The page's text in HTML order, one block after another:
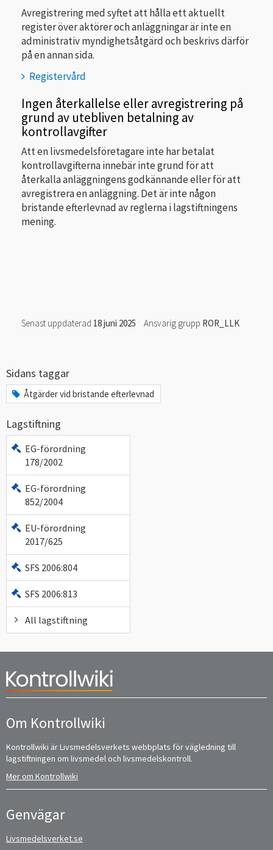
Avregistrering med syftet att hålla ett aktuellt
register över aktörer och anläggningar är inte en
administrativ myndighetsåtgärd och beskrivs därför
på en annan sida.
Registervård
Ingen återkallelse eller avregistrering på
grund av utebliven betalning av
kontrollavgifter
Att en livsmedelsföretagare inte har betalat
kontrollavgifterna innebär inte grund för att
återkalla anläggningens godkännande eller för att
avregistrera en anläggning. Det är inte någon
bristande efterlevnad av reglerna i lagstiftningens
mening.
Senast uppdaterad 18 juni 2025 Ansvarig grupp ROR_LLK
Sidans taggar
Åtgärder vid bristande efterlevnad
Lagstiftning
EG-förordning
178/2002
EG-förordning
852/2004
EU-förordning
2017/625
SFS 2006:804
SFS 2006:813
All lagstiftning
Om Kontrollwiki
Kontrollwiki är Livsmedelsverkets webbplats för vägledning till
lagstiftningen om livsmedel och livsmedelskontroll.
Mer om Kontrollwiki
Genvägar
Livsmedelsverket.se